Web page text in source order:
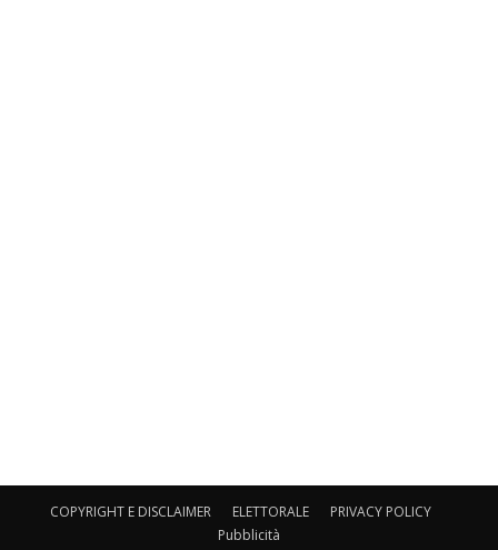
COPYRIGHT E DISCLAIMER ELETTORALE
PRIVACY POLICY
Pubblicità